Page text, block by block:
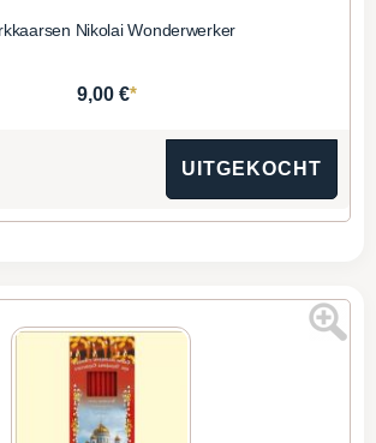
Nikolai Wonderwerker
9,00 €*
UITGEKOCHT